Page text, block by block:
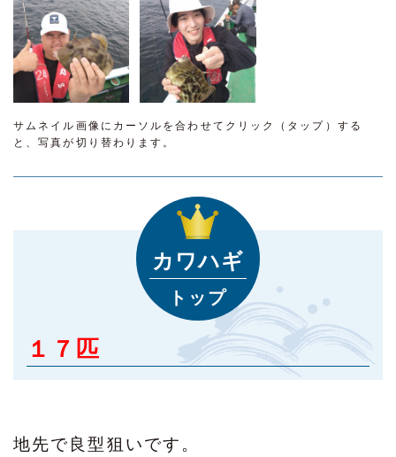
サムネイル画像にカーソルを合わせてクリック（タップ）する
と、写真が切り替わります。
カワハギ
トップ
１７匹
地先で良型狙いです。